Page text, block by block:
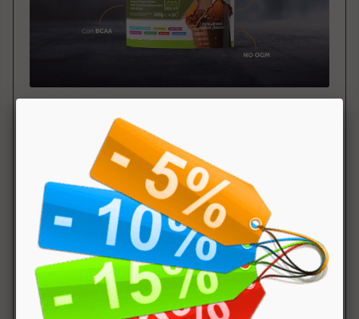
Tabella Nutrizionale
Componente
100
Gr.
dose
(15g)
Kcal 59kcal
Grassi
di cui saturi 0.6g